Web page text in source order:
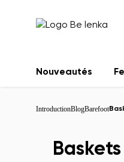
Nouveautés
IntroductionBlogBarefoot